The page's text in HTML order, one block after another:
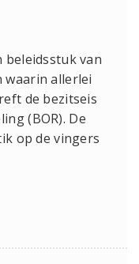
beleidsstuk van
waarin allerlei
de bezitseis
(BOR). De
op de vingers